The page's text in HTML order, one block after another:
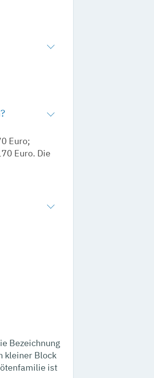
Euro;
Euro. Die
Bezeichnung
kleiner Block
ist